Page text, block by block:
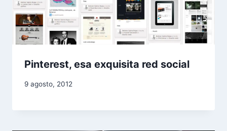
Pinterest, esa exquisita red social
9 agosto, 2012